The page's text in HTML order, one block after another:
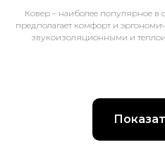
Ковер – наиболее популярное в
предполагает комфорт и
звукоизоляционными и